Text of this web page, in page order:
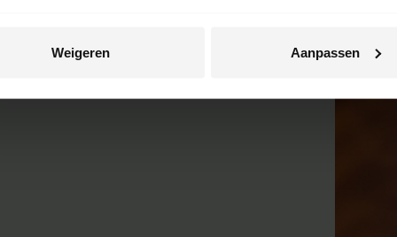
Weigeren Aanpassen
van tijd toe aan een
je weer bij deze winkel terecht. Zo
aanspreekpunt.